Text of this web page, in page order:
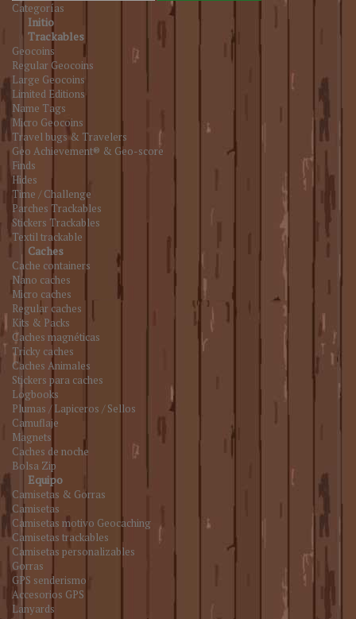
Categorías
Initio
Trackables
Geocoins
Regular Geocoins
Large Geocoins
Limited Editions
Name Tags
Micro Geocoins
Travel bugs & Travelers
Geo Achievement® & Geo-score
Finds
Hides
Time / Challenge
Parches Trackables
Stickers Trackables
Textil trackable
Caches
Cache containers
Nano caches
Micro caches
Regular caches
Kits & Packs
Caches magnéticas
Tricky caches
Caches Animales
Stickers para caches
Logbooks
Plumas / Lapiceros / Sellos
Camuflaje
Magnets
Caches de noche
Bolsa Zip
Equipo
Camisetas & Gorras
Camisetas
Camisetas motivo Geocaching
Camisetas trackables
Camisetas personalizables
Gorras
GPS senderismo
Accesorios GPS
Lanyards